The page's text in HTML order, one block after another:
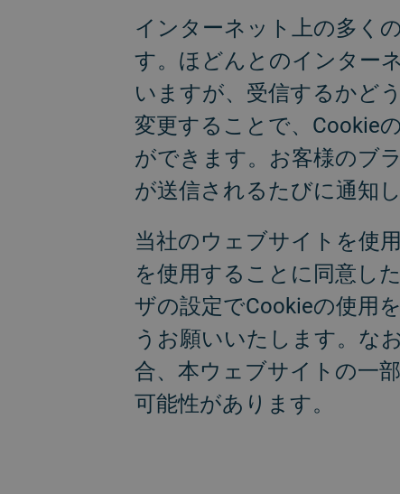
インターネット上の多く
す。ほどんとのインター
いますが、受信するかど
変更することで、Cookie
ができます。お客様のブ
が送信されるたびに通知
当社のウェブサイトを使
を使用することに同意し
ザの設定でCookieの使用
うお願いいたします。な
合、本ウェブサイトの一
可能性があります。